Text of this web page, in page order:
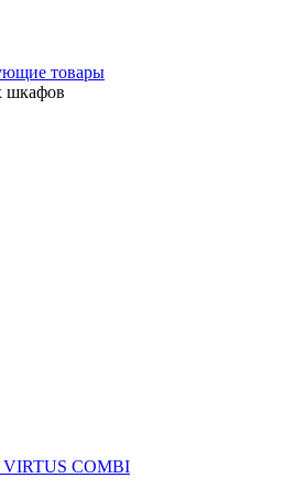
товары
шкафов
VIRTUS COMBI